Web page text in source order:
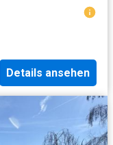
Details ansehen